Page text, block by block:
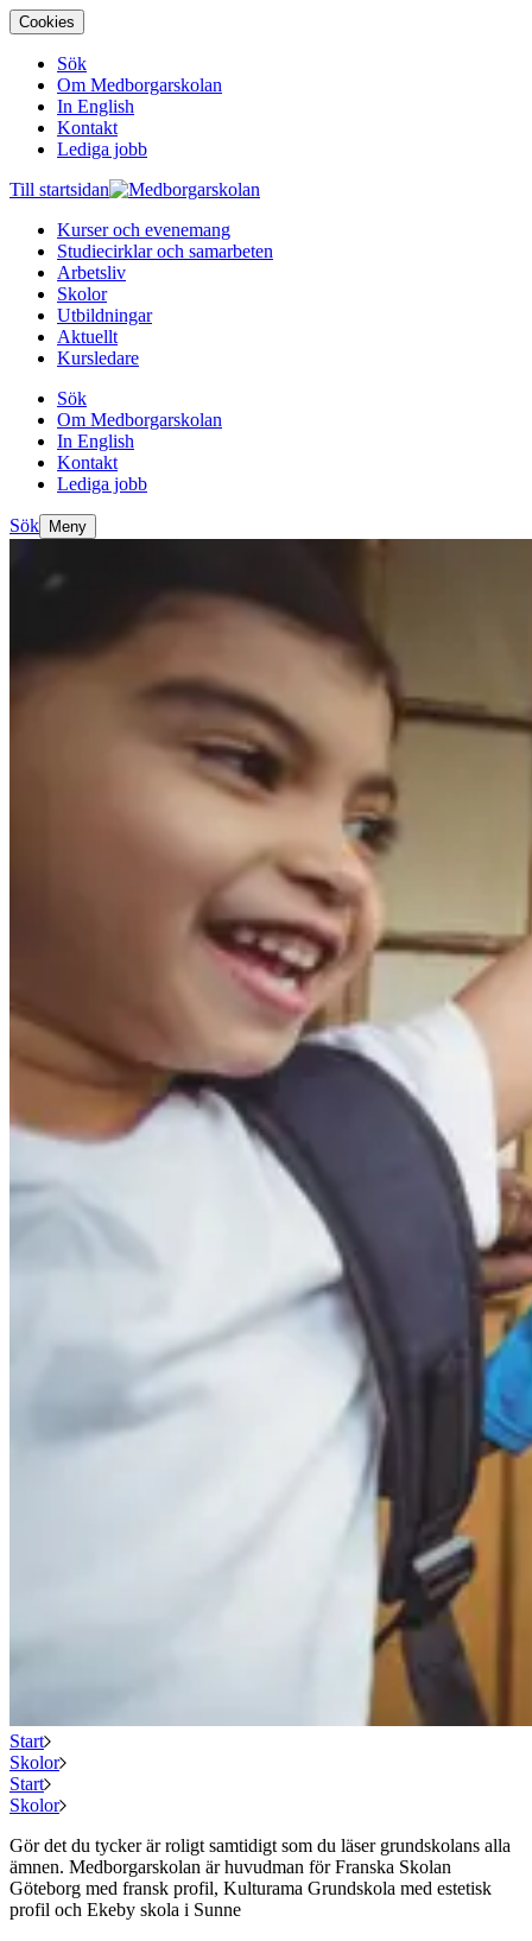
Cookies
Sök
Om Medborgarskolan
In English
Kontakt
Lediga jobb
Till startsidan
Kurser och evenemang
Studiecirklar och samarbeten
Arbetsliv
Skolor
Utbildningar
Aktuellt
Kursledare
Sök
Om Medborgarskolan
In English
Kontakt
Lediga jobb
Sök Meny
Start
Skolor
Start
Skolor
Gör det du tycker är roligt samtidigt som du läser grundskolans alla
ämnen. Medborgarskolan är huvudman för Franska Skolan
Göteborg med fransk profil, Kulturama Grundskola med estetisk
profil och Ekeby skola i Sunne